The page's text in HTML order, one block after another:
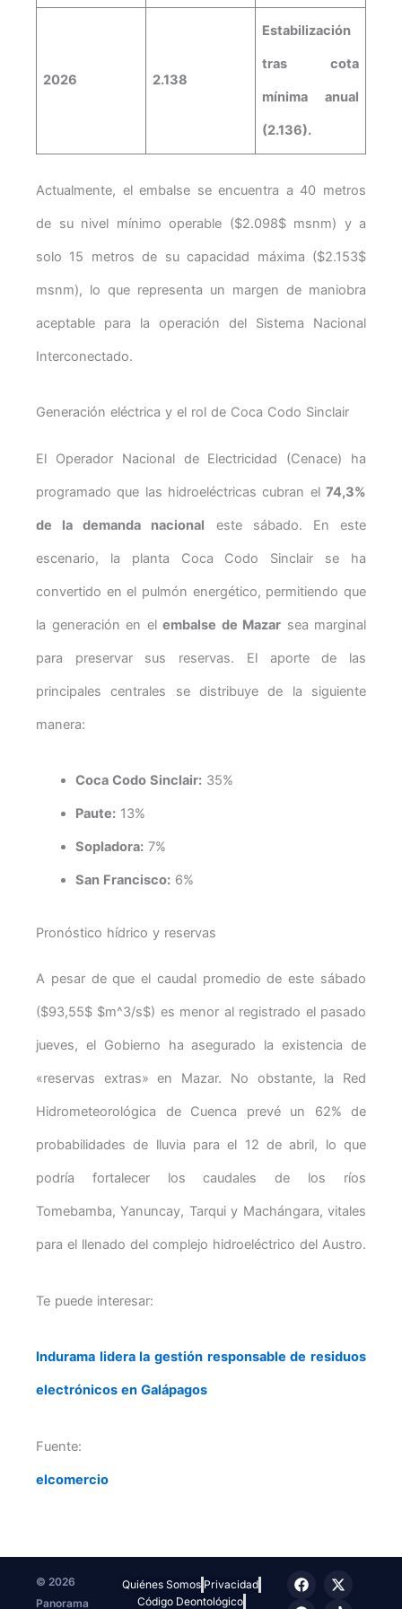
2026 2.138
Estabilización
tras cota
mínima anual
(2.136).
Actualmente, el embalse se encuentra a 40 metros
de su nivel mínimo operable ($2.098$ msnm) y a
solo 15 metros de su capacidad máxima ($2.153$
msnm), lo que representa un margen de maniobra
aceptable para la operación del Sistema Nacional
Interconectado.
Generación eléctrica y el rol de Coca Codo Sinclair
El Operador Nacional de Electricidad (Cenace) ha
programado que las hidroeléctricas cubran el 74,3%
de la demanda nacional este sábado. En este
escenario, la planta Coca Codo Sinclair se ha
convertido en el pulmón energético, permitiendo que
la generación en el embalse de Mazar sea marginal
para preservar sus reservas. El aporte de las
principales centrales se distribuye de la siguiente
manera:
Coca Codo Sinclair:35%
Paute:13%
Sopladora:7%
San Francisco:6%
Pronóstico hídrico y reservas
A pesar de que el caudal promedio de este sábado
($93,55$ $m^3/s$) es menor al registrado el pasado
jueves, el Gobierno ha asegurado la existencia de
«reservas extras» en Mazar. No obstante, la Red
Hidrometeorológica de Cuenca prevé un 62% de
probabilidades de lluvia para el 12 de abril, lo que
podría fortalecer los caudales de los ríos
Tomebamba, Yanuncay, Tarqui y Machángara, vitales
para el llenado del complejo hidroeléctrico del Austro.
Te puede interesar:
Indurama lidera la gestión responsable de residuos
electrónicos en Galápagos
Fuente:
elcomercio
© 2026
Panorama
Quiénes Somos Privacidad
Código Deontológico
F
a
X
-
T
e
T
i